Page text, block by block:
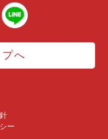
へ
ー